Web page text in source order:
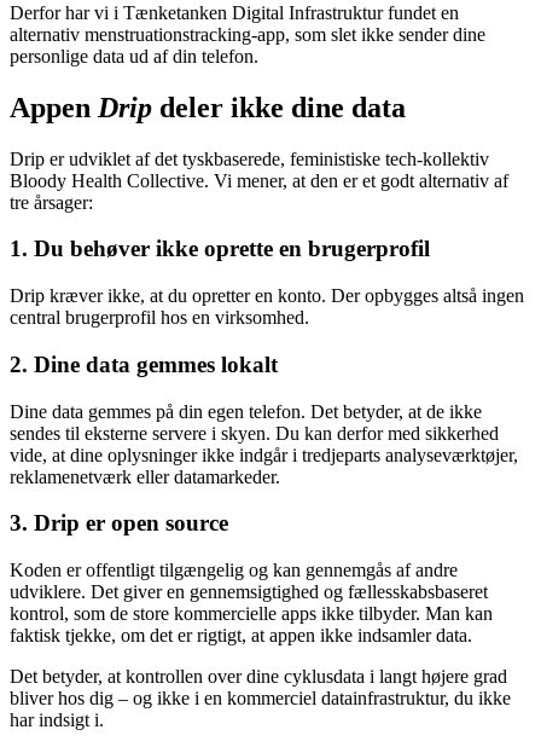
Derfor har vi i Tænketanken Digital Infrastruktur fundet en
alternativ menstruationstracking-app, som slet ikke sender dine
personlige data ud af din telefon.
Appen Drip deler ikke dine data
Drip er udviklet af det tyskbaserede, feministiske tech-kollektiv
Bloody Health Collective. Vi mener, at den er et godt alternativ af
tre årsager:
1. Du behøver ikke oprette en brugerprofil
Drip kræver ikke, at du opretter en konto. Der opbygges altså ingen
central brugerprofil hos en virksomhed.
2. Dine data gemmes lokalt
Dine data gemmes på din egen telefon. Det betyder, at de ikke
sendes til eksterne servere i skyen. Du kan derfor med sikkerhed
vide, at dine oplysninger ikke indgår i tredjeparts analyseværktøjer,
reklamenetværk eller datamarkeder.
3. Drip er open source
Koden er offentligt tilgængelig og kan gennemgås af andre
udviklere. Det giver en gennemsigtighed og fællesskabsbaseret
kontrol, som de store kommercielle apps ikke tilbyder. Man kan
faktisk tjekke, om det er rigtigt, at appen ikke indsamler data.
Det betyder, at kontrollen over dine cyklusdata i langt højere grad
bliver hos dig – og ikke i en kommerciel datainfrastruktur, du ikke
har indsigt i.